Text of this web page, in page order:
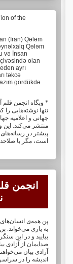
of the
(İran) Qələm
Qələm
və İnsan
olan
ayrı
təkcə
gördükdə
* وبگاه انجمن قلم
تنها نوشته‌هایی
جهانی و ‏اعلامیه
منتشر می‌کند. این
پیشتر در
است، مگر با
انجمن
پن همه‌ی انسان‌های
به یاری می‌خواند.
بیایید و در این
صدایمان از آزادی
آزادی بیان
اندیشه را در